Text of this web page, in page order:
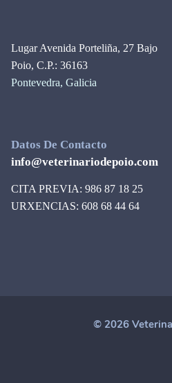
Lugar Avenida Porteliña, 27 Bajo
Poio, C.P.: 36163
Pontevedra, Galicia
Datos De Contacto
info@veterinariodepoio.com
CITA PREVIA: 986 87 18 25
URXENCIAS: 608 68 44 64
© 2026